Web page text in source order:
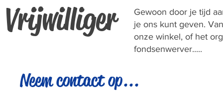
Vrijwilliger
Gewoon door je tijd
je ons kunt geven.
onze winkel, of het
fondsenwerver.....
Neem contact op...